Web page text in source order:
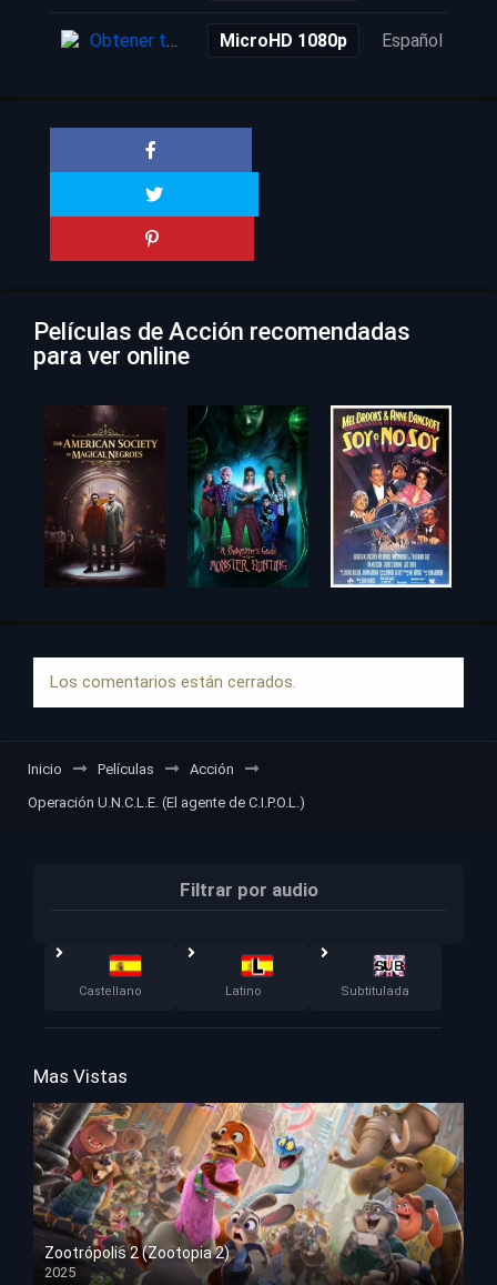
Obtener torrent MicroHD 1080p Español
Películas de Acción recomendadas
para ver online
Los comentarios están cerrados.
Inicio Películas
Acción
Operación U.N.C.L.E. (El agente de C.I.P.O.L.)
Filtrar por audio
Castellano Latino Subtitulada
Mas Vistas
Zootrópolis 2 (Zootopia 2)
2025